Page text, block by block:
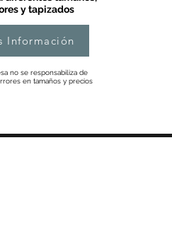
y tapizados
Información
no se responsabiliza de
en tamaños y precios